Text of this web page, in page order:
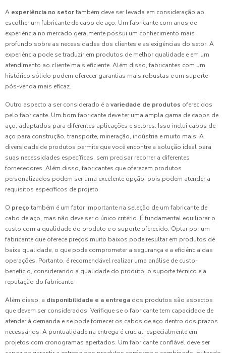
A experiência no setortambém deve ser levada em consideração ao
escolher um fabricante de cabo de aço. Um fabricante com anos de
experiência no mercado geralmente possui um conhecimento mais
profundo sobre as necessidades dos clientes e as exigências do setor. A
experiência pode se traduzir em produtos de melhor qualidade e em um
atendimento ao cliente mais eficiente. Além disso, fabricantes com um
histórico sólido podem oferecer garantias mais robustas e um suporte
pós-venda mais eficaz.
Outro aspecto a ser considerado é a variedade de produtos oferecidos
pelo fabricante. Um bom fabricante deve ter uma ampla gama de cabos de
aço, adaptados para diferentes aplicações e setores. Isso inclui cabos de
aço para construção, transporte, mineração, indústria e muito mais. A
diversidade de produtos permite que você encontre a solução ideal para
suas necessidades específicas, sem precisar recorrer a diferentes
fornecedores. Além disso, fabricantes que oferecem produtos
personalizados podem ser uma excelente opção, pois podem atender a
requisitos específicos de projeto.
O preço também é um fator importante na seleção de um fabricante de
cabo de aço, mas não deve ser o único critério. É fundamental equilibrar o
custo com a qualidade do produto e o suporte oferecido. Optar por um
fabricante que oferece preços muito baixos pode resultar em produtos de
baixa qualidade, o que pode comprometer a segurança e a eficiência das
operações. Portanto, é recomendável realizar uma análise de custo-
benefício, considerando a qualidade do produto, o suporte técnico e a
reputação do fabricante.
Além disso, a disponibilidade e a entrega dos produtos são aspectos
que devem ser considerados. Verifique se o fabricante tem capacidade de
atender à demanda e se pode fornecer os cabos de aço dentro dos prazos
necessários. A pontualidade na entrega é crucial, especialmente em
projetos com cronogramas apertados. Um fabricante confiável deve ser